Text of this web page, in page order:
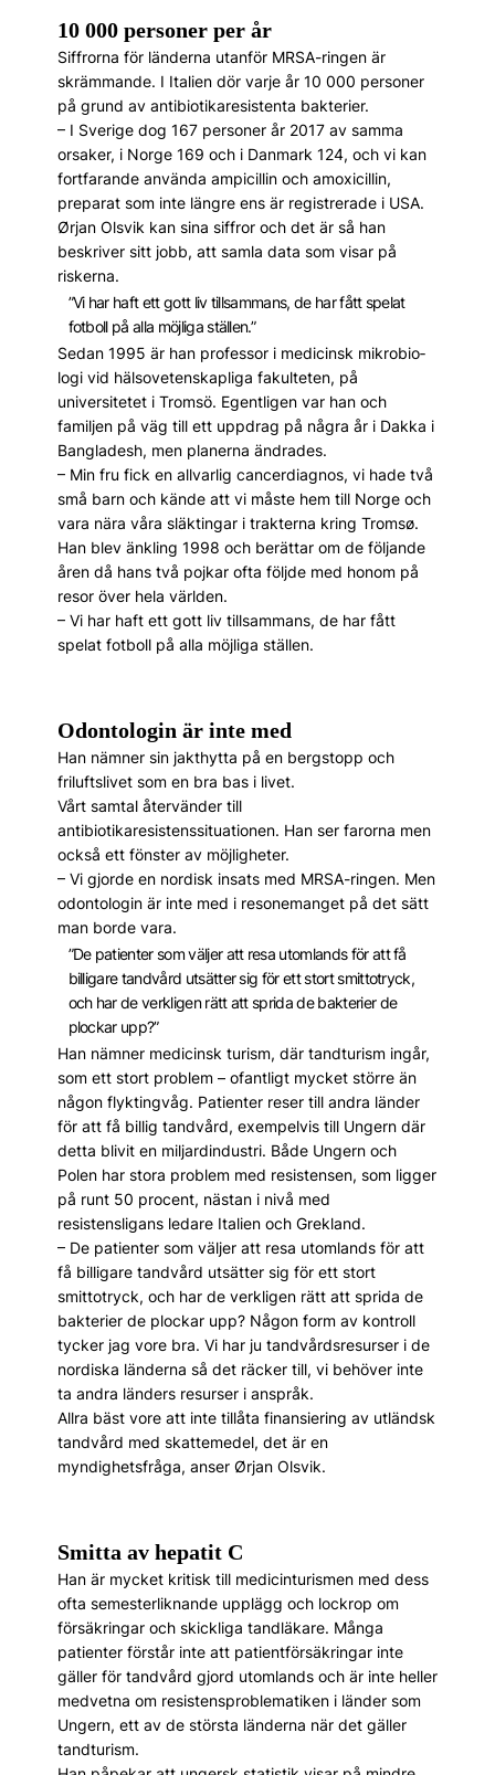
10 000 personer per år
Siffrorna för länderna utanför MRSA-­ringen är
skrämmande. I Italien dör varje år 10 000 personer
på grund av antibiotikaresistenta ­bakterier.
– I Sverige dog 167 personer år 2017 av samma
orsaker, i Norge 169 och i Danmark 124, och vi kan
fortfarande använda ampicillin och amoxicillin,
preparat som inte längre ens är registrerade i USA.
Ørjan Olsvik kan sina siffror och det är så han
beskriver sitt jobb, att samla data som visar på
riskerna.
”Vi har haft ett gott liv tillsammans, de har fått spelat
fotboll på alla möjliga ställen.”
Sedan 1995 är han professor i medicinsk mikro­bio­
logi vid hälsovetenskapliga fakulteten, på
universitetet i Tromsö. Egentligen var han och
familjen på väg till ett uppdrag på några år i Dakka i
Bangladesh, men planerna ändrades.
– Min fru fick en allvarlig cancerdiagnos, vi hade två
små barn och kände att vi måste hem till Norge och
vara nära våra släktingar i trakterna kring Tromsø.
Han blev änkling 1998 och berättar om de följande
åren då hans två pojkar ofta följde med honom på
resor över hela världen.
– Vi har haft ett gott liv tillsammans, de har fått
spelat fotboll på alla möjliga ställen.
Odontologin är inte med
Han nämner sin jakthytta på en bergstopp och
friluftslivet som en bra bas i livet.
Vårt samtal återvänder till
antibiotikaresistenssituationen. Han ser farorna men
också ett fönster av möjligheter.
– Vi gjorde en nordisk insats med MRSA-­ringen. Men
odontologin är inte med i resonemanget på det sätt
man borde vara.
”De patienter som väljer att resa utomlands för att få
billigare tandvård utsätter sig för ett stort smittotryck,
och har de verkligen rätt att sprida de bakterier de
plockar upp?”
Han nämner medicinsk turism, där tandturism ingår,
som ett stort problem – ofantligt mycket större än
någon flyktingvåg. Patienter reser till andra länder
för att få billig tandvård, exempelvis till Ungern där
detta blivit en miljardindustri. Både Ungern och
Polen har stora problem med resistensen, som ligger
på runt 50 procent, nästan i nivå med
resistensligans ledare Italien och Grekland.
– De patienter som väljer att resa utomlands för att
få billigare tandvård utsätter sig för ett stort
smittotryck, och har de verkligen rätt att sprida de
bakterier de plockar upp? Någon form av kontroll
tycker jag vore bra. Vi har ju tandvårdsresurser i de
nordiska länderna så det räcker till, vi behöver inte
ta andra länders resurser i anspråk.
Allra bäst vore att inte tillåta finansiering av utländsk
tandvård med skattemedel, det är en
myndighetsfråga, anser Ørjan Olsvik.
Smitta av hepatit C
Han är mycket kritisk till medicinturismen med dess
ofta semesterliknande upplägg och lockrop om
försäkringar och skickliga tandläkare. Många
patienter förstår inte att patientförsäkringar inte
gäller för tandvård gjord utomlands och är inte heller
medvetna om resistensproblematiken i länder som
Ungern, ett av de största länderna när det gäller
tandturism.